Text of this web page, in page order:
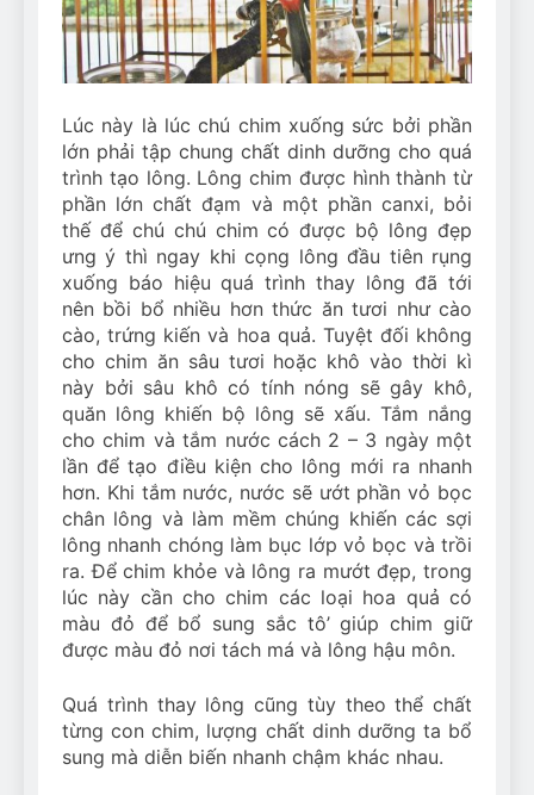
Lúc này là lúc chú chim xuống sức bởi phần
lớn phải tập chung chất dinh dưỡng cho quá
trình tạo lông. Lông chim được hình thành từ
phần lớn chất đạm và một phần canxi, bỏi
thế để chú chú chim có được bộ lông đẹp
ưng ý thì ngay khi cọng lông đầu tiên rụng
xuống báo hiệu quá trình thay lông đã tới
nên bồi bổ nhiều hơn thức ăn tươi như cào
cào, trứng kiến và hoa quả. Tuyệt đối không
cho chim ăn sâu tươi hoặc khô vào thời kì
này bởi sâu khô có tính nóng sẽ gây khô,
quăn lông khiến bộ lông sẽ xấu. Tắm nắng
cho chim và tắm nước cách 2 – 3 ngày một
lần để tạo điều kiện cho lông mới ra nhanh
hơn. Khi tắm nước, nước sẽ ướt phần vỏ bọc
chân lông và làm mềm chúng khiến các sợi
lông nhanh chóng làm bục lớp vỏ bọc và trồi
ra. Để chim khỏe và lông ra mướt đẹp, trong
lúc này cần cho chim các loại hoa quả có
màu đỏ để bổ sung sắc tô’ giúp chim giữ
được màu đỏ nơi tách má và lông hậu môn.
Quá trình thay lông cũng tùy theo thể chất
từng con chim, lượng chất dinh dưỡng ta bổ
sung mà diễn biến nhanh chậm khác nhau.